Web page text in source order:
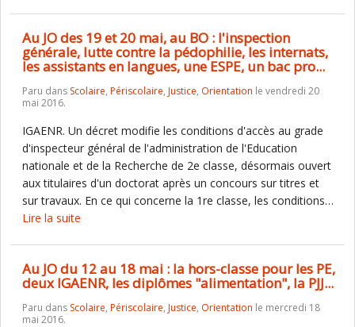
Au JO des 19 et 20 mai, au BO : l'inspection
générale, lutte contre la pédophilie, les internats,
les assistants en langues, une ESPE, un bac pro...
Paru dans Scolaire, Périscolaire, Justice, Orientation le vendredi 20
mai 2016.
IGAENR. Un décret modifie les conditions d'accès au grade
d'inspecteur général de l'administration de l'Education
nationale et de la Recherche de 2e classe, désormais ouvert
aux titulaires d'un doctorat après un concours sur titres et
sur travaux. En ce qui concerne la 1re classe, les conditions…
Lire la suite
Au JO du 12 au 18 mai : la hors-classe pour les PE,
deux IGAENR, les diplômes "alimentation", la PJJ...
Paru dans Scolaire, Périscolaire, Justice, Orientation le mercredi 18
mai 2016.